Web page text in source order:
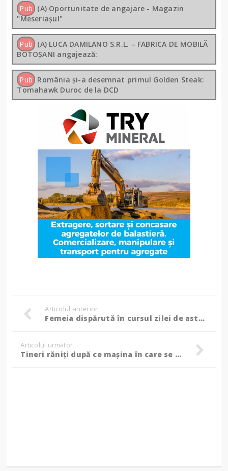
Pub (A) Oportunitate de angajare - Magazin
"Meseriașul"
Pub (A) LUCA DAMILANO S.R.L. – FABRICA DE MOBILĂ
BOTOȘANI angajează:
Pub România și-a desemnat primul Golden Steak:
Tomahawk Duroc de la DCD
Articolul anterior
Femeia dispărută în cursul zilei de astăzi a fost găsită!
Articolul următor
Tineri răniți după ce mașina în care se aflau a rupt gardul și s-a oprit în zidul unei case! (Foto)